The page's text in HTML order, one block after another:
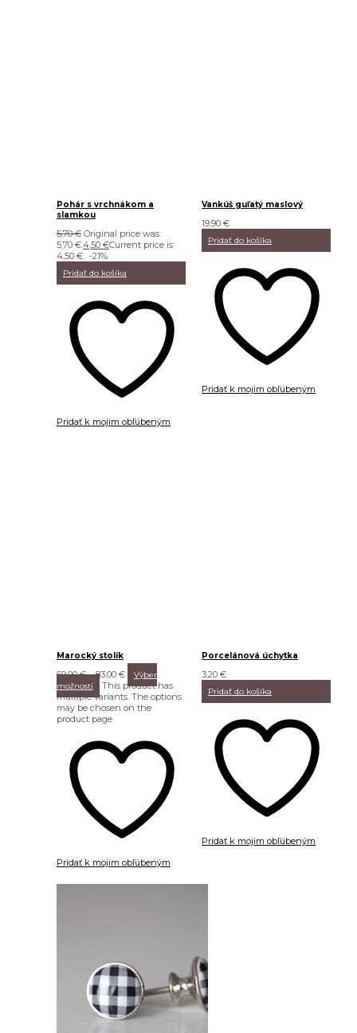
Pohár s vrchnákom a
slamkou
5,70€ Original price was:
5,70 €.4,50 €Current price is:
4,50 €. -21%
Pridať do košíka
Pridať k mojim obľúbeným
Vankúš guľatý maslový
19,90€
Pridať do košíka
Pridať k mojim obľúbeným
Marocký stolík
69,00€–83,00 €
Výber
možností
This product has
multiple variants. The options
may be chosen on the
product page
Pridať k mojim obľúbeným
Porcelánová úchytka
3,20€
Pridať do košíka
Pridať k mojim obľúbeným